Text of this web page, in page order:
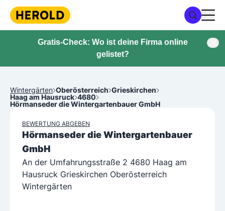
Gratis-Check: Wo ist deine Firma online
gelistet?
Wintergärten Oberösterreich Grieskirchen
Haag am Hausruck 4680
Hörmanseder die Wintergartenbauer GmbH
BEWERTUNG ABGEBEN
Hörmanseder die Wintergartenbauer
GmbH
An der Umfahrungsstraße 2 4680 Haag am
Hausruck Grieskirchen Oberösterreich
Wintergärten